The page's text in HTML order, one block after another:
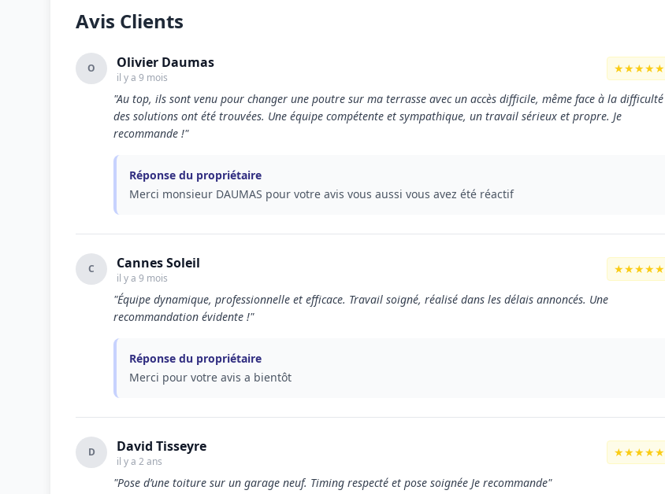
Avis Clients
O Olivier Daumas
il y a 9 mois
★★★★★
"Au top, ils sont venu pour changer une poutre sur ma terrasse avec un accès difficile, même face à la difficulté
des solutions ont été trouvées. Une équipe compétente et sympathique, un travail sérieux et propre. Je
recommande !"
Réponse du propriétaire
Merci monsieur DAUMAS pour votre avis vous aussi vous avez été réactif
C Cannes Soleil
il y a 9 mois
★★★★★
"Équipe dynamique, professionnelle et efficace. Travail soigné, réalisé dans les délais annoncés. Une
recommandation évidente !"
Réponse du propriétaire
Merci pour votre avis a bientôt
D David Tisseyre
il y a 2 ans
★★★★★
"Pose d’une toiture sur un garage neuf. Timing respecté et pose soignée Je recommande"